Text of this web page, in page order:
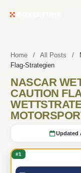
Home / All Posts /
Flag-Strategien
NASCAR
CAUTION
Updated
#1